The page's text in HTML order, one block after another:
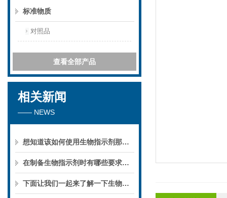
标准物质
对照品
查看全部产品
相关新闻
—— NEWS
想知道该如何使用生物指示剂那就看看本篇吧
在制备生物指示剂时有哪些要求你知道么
下面让我们一起来了解一下生物指示剂的分类及应用吧